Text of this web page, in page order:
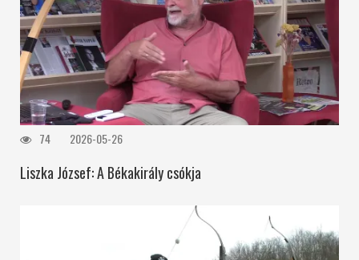
74 2026-05-26
Liszka József: A Békakirály csókja